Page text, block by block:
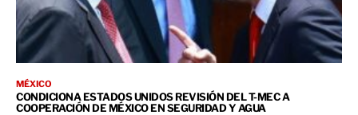
MÉXICO
CONDICIONA ESTADOS UNIDOS REVISIÓN DEL T-MEC A
COOPERACIÓN DE MÉXICO EN SEGURIDAD Y AGUA